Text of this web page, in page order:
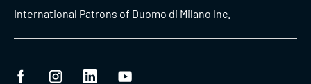
International Patrons of Duomo di Milano Inc.